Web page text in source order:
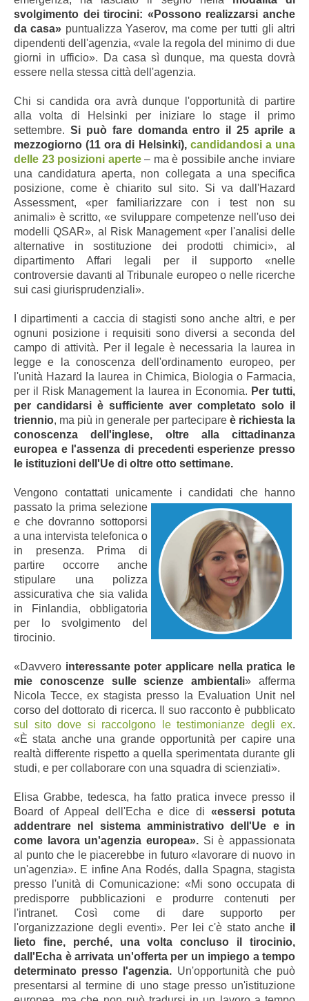
svolgimento dei tirocini: «Possono realizzarsi anche
da casa» puntualizza Yaserov, ma come per tutti gli altri
dipendenti dell'agenzia, «vale la regola del minimo di due
giorni in ufficio». Da casa sì dunque, ma questa dovrà
essere nella stessa città dell'agenzia.
Chi si candida ora avrà dunque l'opportunità di partire
alla volta di Helsinki per iniziare lo stage il primo
settembre. Si può fare domanda entro il 25 aprile a
mezzogiorno (11 ora di Helsinki), candidandosi a una
delle 23 posizioni aperte– ma è possibile anche inviare
una candidatura aperta, non collegata a una specifica
posizione, come è chiarito sul sito. Si va dall'Hazard
Assessment, «per familiarizzare con i test non su
animali» è scritto, «e sviluppare competenze nell'uso dei
modelli QSAR», al Risk Management «per l'analisi delle
alternative in sostituzione dei prodotti chimici», al
dipartimento Affari legali per il supporto «nelle
controversie davanti al Tribunale europeo o nelle ricerche
sui casi giurisprudenziali».
I dipartimenti a caccia di stagisti sono anche altri, e per
ognuni posizione i requisiti sono diversi a seconda del
campo di attività. Per il legale è necessaria la laurea in
legge e la conoscenza dell'ordinamento europeo, per
l'unità Hazard la laurea in Chimica, Biologia o Farmacia,
per il Risk Management la laurea in Economia. Per tutti,
per candidarsi è sufficiente aver completato solo il
triennio, ma più in generale per partecipare è richiesta la
conoscenza dell'inglese, oltre alla cittadinanza
europea e l'assenza di precedenti esperienze presso
le istituzioni dell'Ue di oltre otto settimane.
Vengono contattati unicamente i candidati che hanno
passato la prima selezione
e che dovranno sottoporsi
a una intervista telefonica o
in presenza. Prima di
partire occorre anche
stipulare una polizza
assicurativa che sia valida
in Finlandia, obbligatoria
per lo svolgimento del
tirocinio.
«Davvero interessante poter applicare nella pratica le
mie conoscenze sulle scienze ambientali» afferma
Nicola Tecce, ex stagista presso la Evaluation Unit nel
corso del dottorato di ricerca. Il suo racconto è pubblicato
sul sito dove si raccolgono le testimonianze degli ex.
«È stata anche una grande opportunità per capire una
realtà differente rispetto a quella sperimentata durante gli
studi, e per collaborare con una squadra di scienziati».
Elisa Grabbe, tedesca, ha fatto pratica invece presso il
Board of Appeal dell'Echa e dice di«essersi potuta
addentrare nel sistema amministrativo dell'Ue e in
come lavora un'agenzia europea». Si è appassionata
al punto che le piacerebbe in futuro «lavorare di nuovo in
un'agenzia». E infine Ana Rodés, dalla Spagna, stagista
presso l'unità di Comunicazione: «Mi sono occupata di
predisporre pubblicazioni e produrre contenuti per
l'intranet. Così come di dare supporto per
l'organizzazione degli eventi». Per lei c'è stato anche il
lieto fine, perché, una volta concluso il tirocinio,
dall'Echa è arrivata un'offerta per un impiego a tempo
determinato presso l'agenzia. Un'opportunità che può
presentarsi al termine di uno stage presso un'istituzione